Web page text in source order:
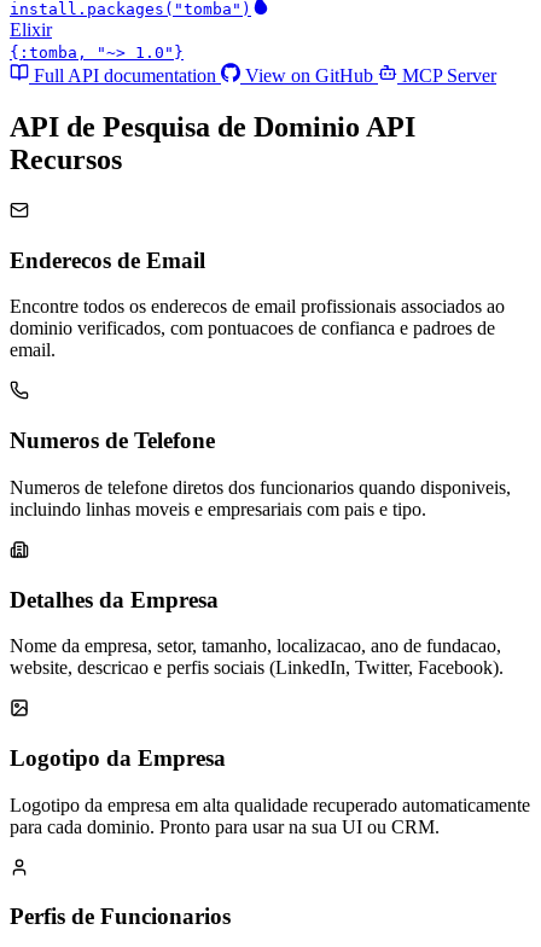
install.packages("tomba")
Elixir
{:tomba, "~> 1.0"}
Full API documentation View on GitHub MCP Server
API de Pesquisa de Dominio API
Recursos
Enderecos de Email
Encontre todos os enderecos de email profissionais associados ao
dominio verificados, com pontuacoes de confianca e padroes de
email.
Numeros de Telefone
Numeros de telefone diretos dos funcionarios quando disponiveis,
incluindo linhas moveis e empresariais com pais e tipo.
Detalhes da Empresa
Nome da empresa, setor, tamanho, localizacao, ano de fundacao,
website, descricao e perfis sociais (LinkedIn, Twitter, Facebook).
Logotipo da Empresa
Logotipo da empresa em alta qualidade recuperado automaticamente
para cada dominio. Pronto para usar na sua UI ou CRM.
Perfis de Funcionarios